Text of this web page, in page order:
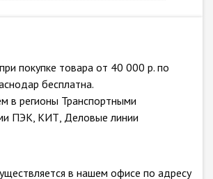
покупке товара от 40 000 р. по
бесплатна.
в регионы Транспортными
ПЭК, КИТ, Деловые линии
в нашем офисе по адресу